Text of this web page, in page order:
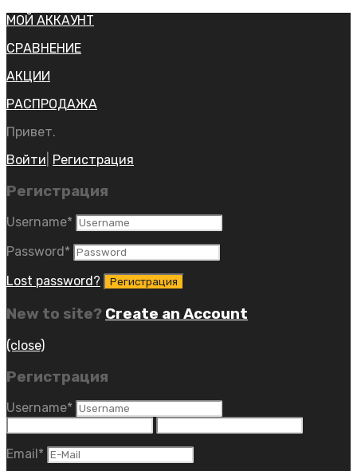
МОЙ АККАУНТ
СРАВНЕНИЕ
АКЦИИ
РАСПРОДАЖА
Привет.
Войти Регистрация
Регистрация
Username*
Password *
Lost password?
New to site? Create an Account
(close)
Регистрация
Username*
Email *